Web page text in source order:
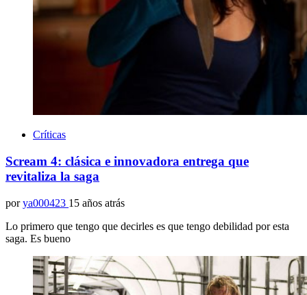
Críticas
Scream 4: clásica e innovadora entrega que
revitaliza la saga
por ya000423 15 años atrás
Lo primero que tengo que decirles es que tengo debilidad por esta
saga. Es bueno